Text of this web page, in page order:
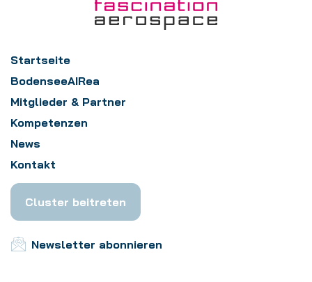
Startseite
BodenseeAIRea
Mitglieder & Partner
Kompetenzen
News
Kontakt
Cluster beitreten
Newsletter abonnieren